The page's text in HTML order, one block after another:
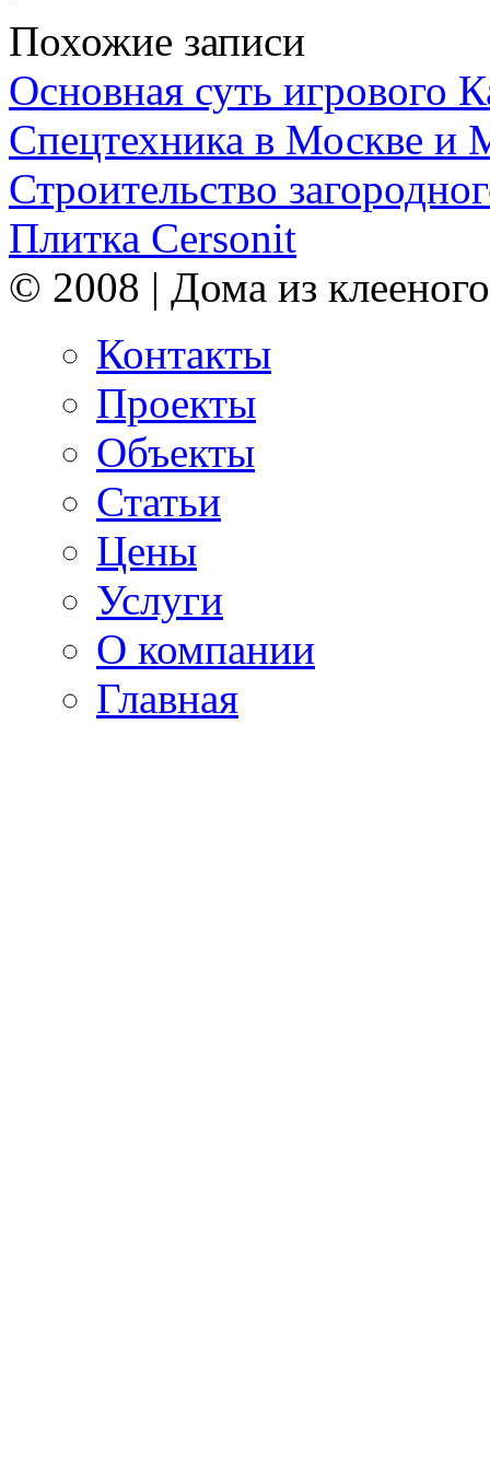
Похожие записи
Основная суть игрового
Спецтехника в Москве и
Строительство
Плитка Cersonit
© 2008 | Дома из
Контакты
Проекты
Объекты
Статьи
Цены
Услуги
О компании
Главная